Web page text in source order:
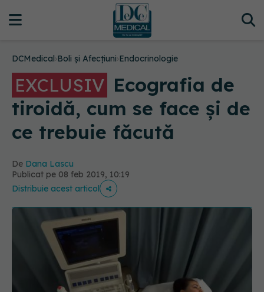
DCMedical›Boli și Afecțiuni›Endocrinologie
EXCLUSIV Ecografia de
tiroidă, cum se face și de
ce trebuie făcută
De Dana Lascu
Publicat pe 08 feb 2019, 10:19
Distribuie acest articol